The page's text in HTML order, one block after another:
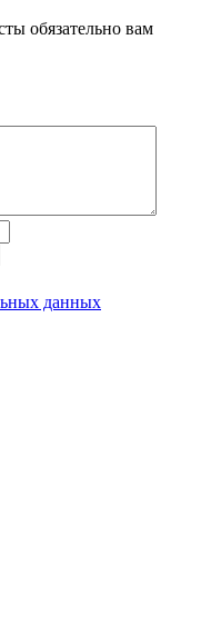
обязательно вам
данных